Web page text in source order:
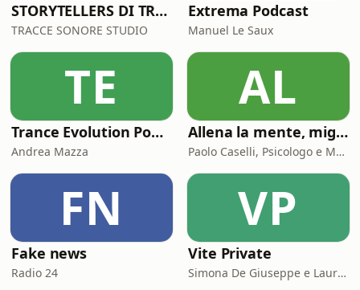
STORYTELLERS DI TRACCESONORE STUDIO
TRACCE SONORE STUDIO
Extrema Podcast
Manuel Le Saux
TE
Trance Evolution Podcast
Andrea Mazza
AL
Allena la mente, migliora la tua vita. Psicologia, mental training e crescita personale
Paolo Caselli, Psicologo e Mental Trainer
FN
Fake news
Radio 24
VP
Vite Private
Simona De Giuseppe e Laura Marinaro